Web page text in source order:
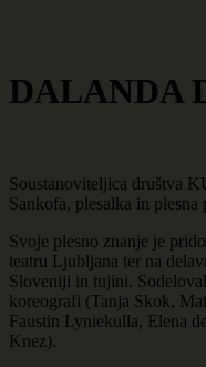
DALANDA
Soustanoviteljica društva
Sankofa, plesalka in plesna
Svoje plesno znanje je
teatru Ljubljana ter na
Sloveniji in tujini.
koreografi (Tanja Skok,
Faustin Lyniekulla, Elena
Knez).